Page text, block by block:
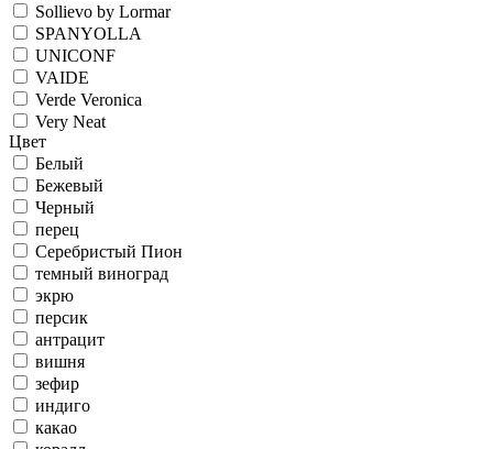
Sollievo by Lormar
SPANYOLLA
UNICONF
VAIDE
Verde Veronica
Very Neat
Цвет
Белый
Бежевый
Черный
перец
Серебристый Пион
темный виноград
экрю
персик
антрацит
вишня
зефир
индиго
какао